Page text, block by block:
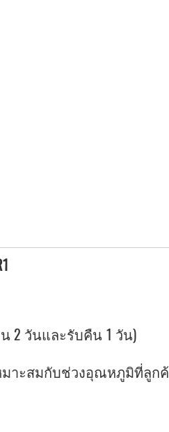
2 วันและรับคืน 1 วัน)
าะสมกับช่วงอุณหภูมิที่ลูก